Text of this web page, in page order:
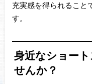
充実感を得られること
す。
身近なショー
せんか？